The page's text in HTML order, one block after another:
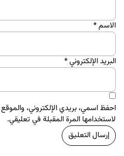
الاسم*
البريد الإلكتروني*
احفظ اسمي، بريدي الإلكتروني،
لاستخدامها المرة المقبلة في تعليقي.